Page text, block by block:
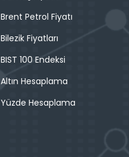
Brent Petrol Fiyatı
Bilezik Fiyatları
BIST 100 Endeksi
Altın Hesaplama
Yüzde Hesaplama